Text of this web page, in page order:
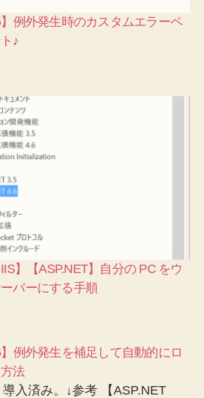
】例外発生時のカスタムエラーペ
♪
IIS】【ASP.NET】自分の PC をウ
バーにする手順
】例外発生を補足して自動的にロ
法
入済み。↓参考 【ASP.NET